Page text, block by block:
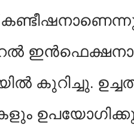
കുറിച്ചു.